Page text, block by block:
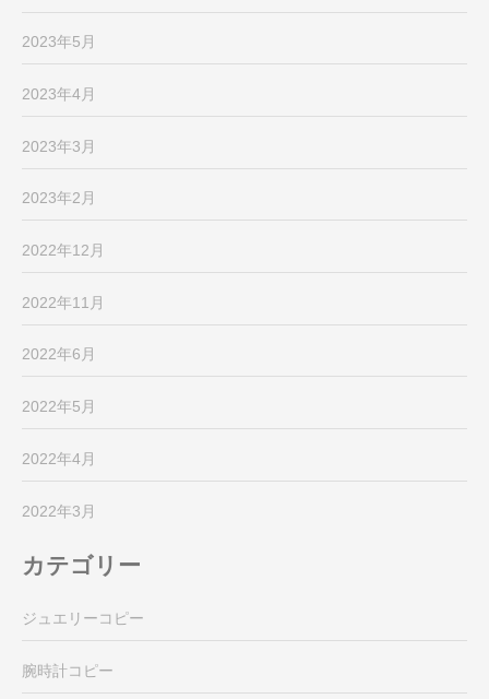
2023年5月
2023年4月
2023年3月
2023年2月
2022年12月
2022年11月
2022年6月
2022年5月
2022年4月
2022年3月
カテゴリー
ジュエリーコピー
腕時計コピー